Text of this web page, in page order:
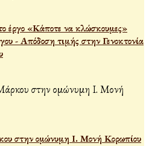
έργο «Κάποτε να κλώσκουμες»
- Απόδοση τιμής στην Γενοκτονία
στην ομώνυμη Ι. Μονή Κορωπίου